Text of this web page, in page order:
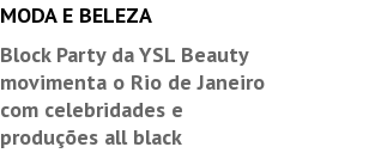
MODA E BELEZA
Block Party da YSL Beauty
movimenta o Rio de Janeiro
com celebridades e
produções all black